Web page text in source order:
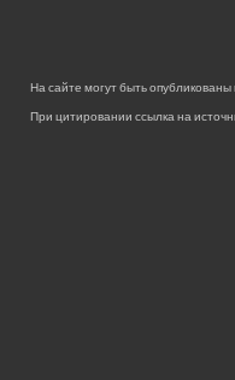
На сайте могут быть
При цитировании ссылка на